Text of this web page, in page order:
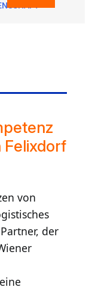
Felixdorf
von
der